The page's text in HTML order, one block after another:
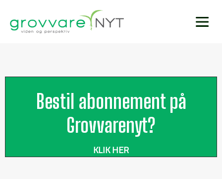
Bestil abonnement på
Grovvarenyt?
KLIK HER